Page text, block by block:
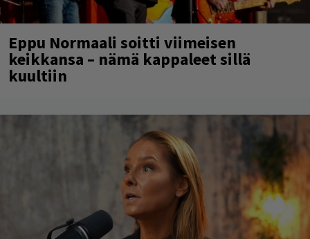
Eppu Normaali soitti viimeisen
keikkansa – nämä kappaleet sillä
kuultiin